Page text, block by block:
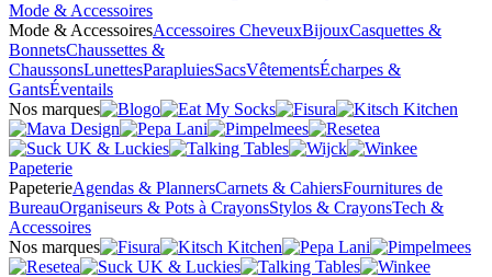
Mode & Accessoires
Mode & AccessoiresAccessoires CheveuxBijouxCasquettes &
BonnetsChaussettes &
ChaussonsLunettesParapluiesSacsVêtementsÉcharpes &
GantsÉventails
Nos marques
Papeterie
PapeterieAgendas & PlannersCarnets & CahiersFournitures de
BureauOrganiseurs & Pots à CrayonsStylos & CrayonsTech &
Accessoires
Nos marques